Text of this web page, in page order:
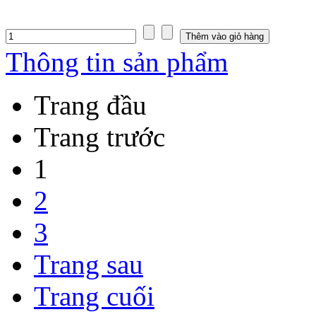
Thông tin sản phẩm
Trang đầu
Trang trước
1
2
3
Trang sau
Trang cuối